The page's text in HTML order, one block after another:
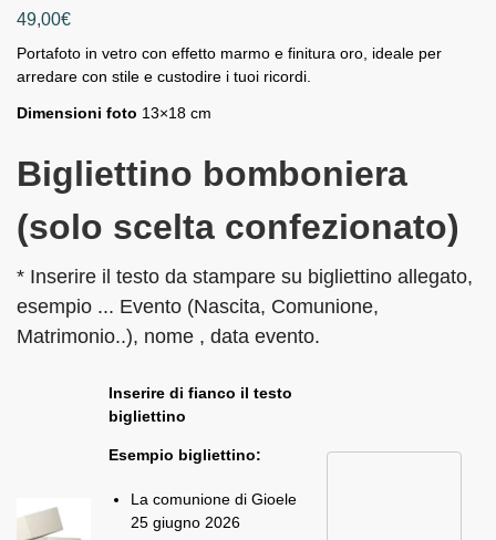
49,00€
Portafoto in vetro con effetto marmo e finitura oro, ideale per
arredare con stile e custodire i tuoi ricordi.
Dimensioni foto 13×18 cm
Bigliettino bomboniera
(solo scelta confezionato)
* Inserire il testo da stampare su bigliettino allegato,
esempio ... Evento (Nascita, Comunione,
Matrimonio..), nome , data evento.
Inserire di fianco il testo
bigliettino
Esempio bigliettino:
La comunione di Gioele
25 giugno 2026